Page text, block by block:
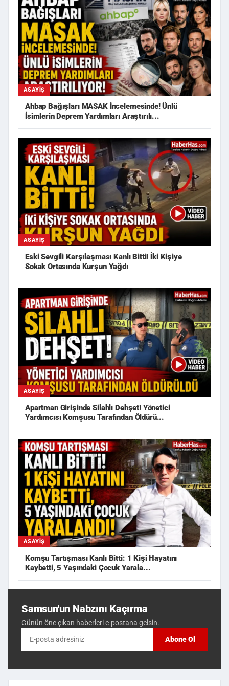
ASAYIŞ
Ahbap Bağışları MASAK İncelemesinde! Ünlü
İsimlerin Deprem Yardımları Araştırılı...
ASAYIŞ
Eski Sevgili Karşılaşması Kanlı Bitti! İki Kişiye
Sokak Ortasında Kurşun Yağdı
ASAYIŞ
Apartman Girişinde Silahlı Dehşet! Yönetici
Yardımcısı Komşusu Tarafından Öldürü...
ASAYIŞ
Komşu Tartışması Kanlı Bitti: 1 Kişi Hayatını
Kaybetti, 5 Yaşındaki Çocuk Yarala...
Samsun'un Nabzını Kaçırma
Günün öne çıkan haberleri e-postana gelsin.
Abone Ol